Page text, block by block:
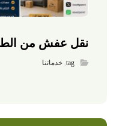
نقل عفش من
tag
,خدماتنا